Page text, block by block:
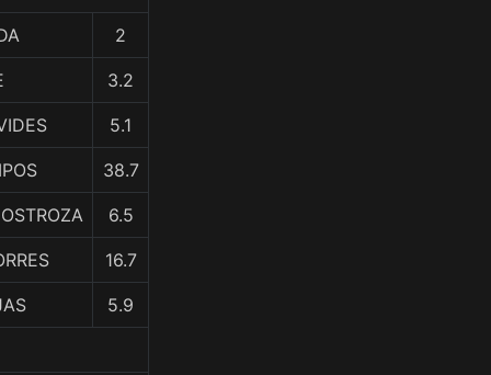
2
3.2
5.1
38.7
6.5
16.7
5.9